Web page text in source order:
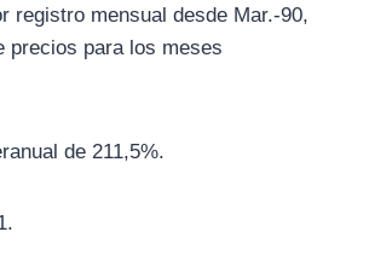
registro mensual desde Mar.-90,
precios para los meses
de 211,5%.